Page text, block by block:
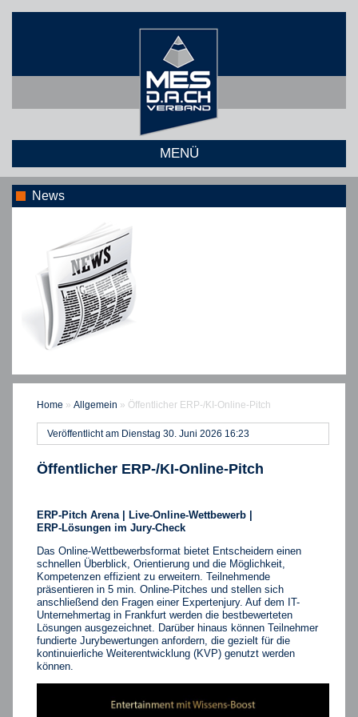
MENÜ
News
Home » Allgemein » Öffentlicher ERP-/KI-Online-Pitch
Veröffentlicht am Dienstag 30. Juni 2026 16:23
Öffentlicher ERP-/KI-Online-Pitch
ERP‑Pitch Arena | Live‑Online‑Wettbewerb |
ERP‑Lösungen im Jury‑Check
Das Online-Wettbewerbsformat bietet Entscheidern einen
schnellen Überblick, Orientierung und die Möglichkeit,
Kompetenzen effizient zu erweitern. Teilnehmende
präsentieren in 5 min. Online-Pitches und stellen sich
anschließend den Fragen einer Expertenjury. Auf dem IT-
Unternehmertag in Frankfurt werden die bestbewerteten
Lösungen ausgezeichnet. Darüber hinaus können Teilnehmer
fundierte Jurybewertungen anfordern, die gezielt für die
kontinuierliche Weiterentwicklung (KVP) genutzt werden
können.